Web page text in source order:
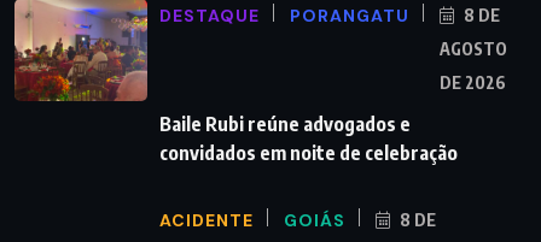
DESTAQUE PORANGATU
8 DE
AGOSTO
DE 2026
Baile Rubi reúne advogados e
convidados em noite de celebração
ACIDENTE GOIÁS
8 DE